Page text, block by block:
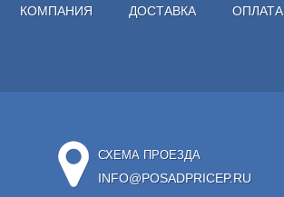
КОМПАНИЯ ДОСТАВКА ОПЛАТА
СХЕМА ПРОЕЗДА
INFO@POSADPRICEP.RU